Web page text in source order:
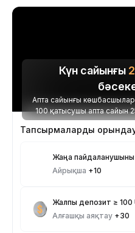
Күн сайынғы
Апта сайынғы көшбасшылар
100 қатысушы апта
Жаңа пайдаланушыны
Айрықша +10
Жалпы депозит ≥ 100
Алғашқы аяқтау +30